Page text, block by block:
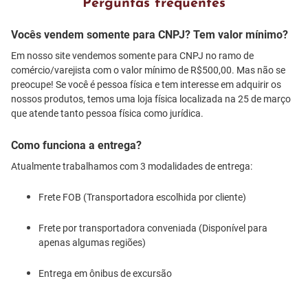
Perguntas frequentes
Vocês vendem somente para CNPJ? Tem valor mínimo?
Em nosso site vendemos somente para CNPJ no ramo de
comércio/varejista com o valor mínimo de R$500,00. Mas não se
preocupe! Se você é pessoa física e tem interesse em adquirir os
nossos produtos, temos uma loja física localizada na 25 de março
que atende tanto pessoa física como jurídica.
Como funciona a entrega?
Atualmente trabalhamos com 3 modalidades de entrega:
Frete FOB (Transportadora escolhida por cliente)
Frete por transportadora conveniada (Disponível para
apenas algumas regiões)
Entrega em ônibus de excursão